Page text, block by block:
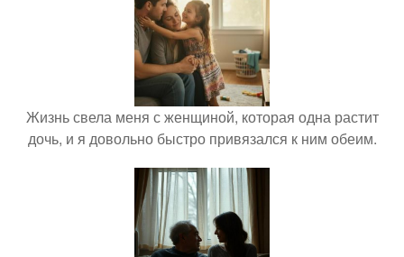
Жизнь свела меня с женщиной, которая одна растит
дочь, и я довольно быстро привязался к ним обеим.